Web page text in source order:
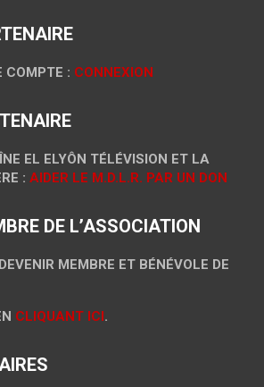
COMPTE : CONNEXION
EL ELYÔN TÉLÉVISION ET LA
: AIDER LE M.D.L.R. PAR UN DON
DE L’ASSOCIATION
MEMBRE ET BÉNÉVOLE DE
CLIQUANT ICI.